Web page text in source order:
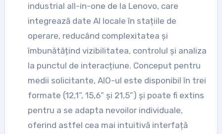
industrial all-in-one de la Lenovo, care
integrează date AI locale în stațiile de
operare, reducând complexitatea și
îmbunătățind vizibilitatea, controlul și analiza
la punctul de interacțiune. Conceput pentru
medii solicitante, AIO-ul este disponibil în trei
formate (12,1”, 15,6” și 21,5”) și poate fi extins
pentru a se adapta nevoilor individuale,
oferind astfel cea mai intuitivă interfață